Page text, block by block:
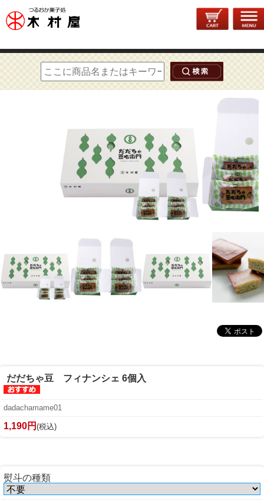
トップページ>通年菓子>だだちゃ豆右衛門> だだちゃ豆 フィナンシェ 6個入
だだちゃ豆 フィナンシェ 6個入
dadachamame01
1,190円 (税込)
熨斗の種類